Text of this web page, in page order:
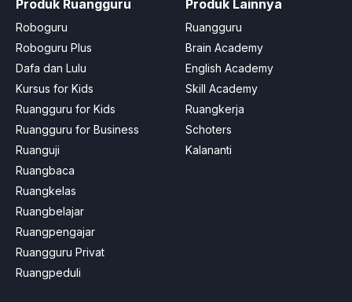
Produk Ruangguru
Roboguru
Roboguru Plus
Dafa dan Lulu
Kursus for Kids
Ruangguru for Kids
Ruangguru for Business
Ruanguji
Ruangbaca
Ruangkelas
Ruangbelajar
Ruangpengajar
Ruangguru Privat
Ruangpeduli
Produk Lainnya
Ruangguru
Brain Academy
English Academy
Skill Academy
Ruangkerja
Schoters
Kalananti